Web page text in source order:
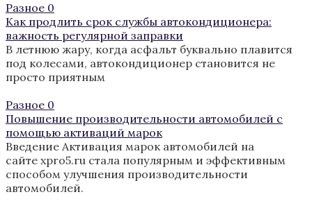
Разное 0
Как продлить срок службы автокондиционера:
важность регулярной заправки
В летнюю жару, когда асфальт буквально плавится
под колесами, автокондиционер становится не
просто приятным
Разное 0
Повышение производительности автомобилей с
помощью активаций марок
Введение Активация марок автомобилей на
сайте xpro5.ru стала популярным и эффективным
способом улучшения производительности
автомобилей.